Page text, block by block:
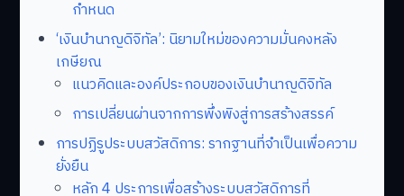
กำหนด
‘เงินบำนาญดิจิทัล’: นิยามใหม่ของความมั่นคงหลัง
เกษียณ
แนวคิดและองค์ประกอบของเงินบำนาญดิจิทัล
การเปลี่ยนผ่านจากการพึ่งพิงสู่การสร้างสรรค์
การปฏิรูประบบสวัสดิการ: รากฐานที่จำเป็นเพื่อความ
ยั่งยืน
หลัก 4 ประการเพื่อสร้างระบบสวัสดิการที่